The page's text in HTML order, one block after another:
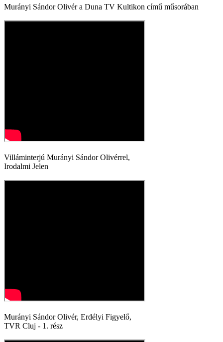
Murányi Sándor Olivér a Duna TV Kultikon című műsorában
Villáminterjú Murányi Sándor Olivérrel,
Irodalmi Jelen
Murányi Sándor Olivér, Erdélyi Figyelő,
TVR Cluj - 1. rész